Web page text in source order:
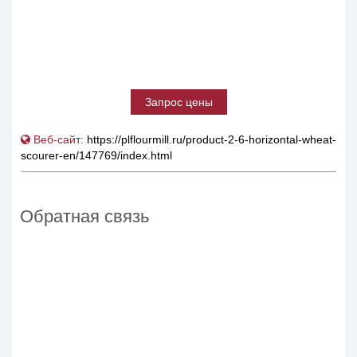
Запрос цены
Веб-сайт: https://plflourmill.ru/product-2-6-horizontal-wheat-
scourer-en/147769/index.html
Обратная связь